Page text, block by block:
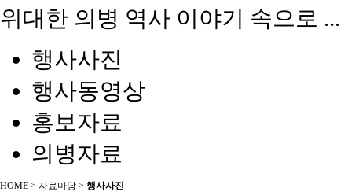
위대한 의병 역사 이야기 속으로 ...
행사사진
행사동영상
홍보자료
의병자료
HOME > 자료마당 > 행사사진